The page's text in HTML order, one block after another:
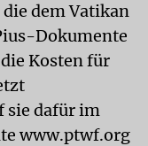
dem Vatikan
Dokumente
Kosten für
sie dafür im
www.ptwf.org